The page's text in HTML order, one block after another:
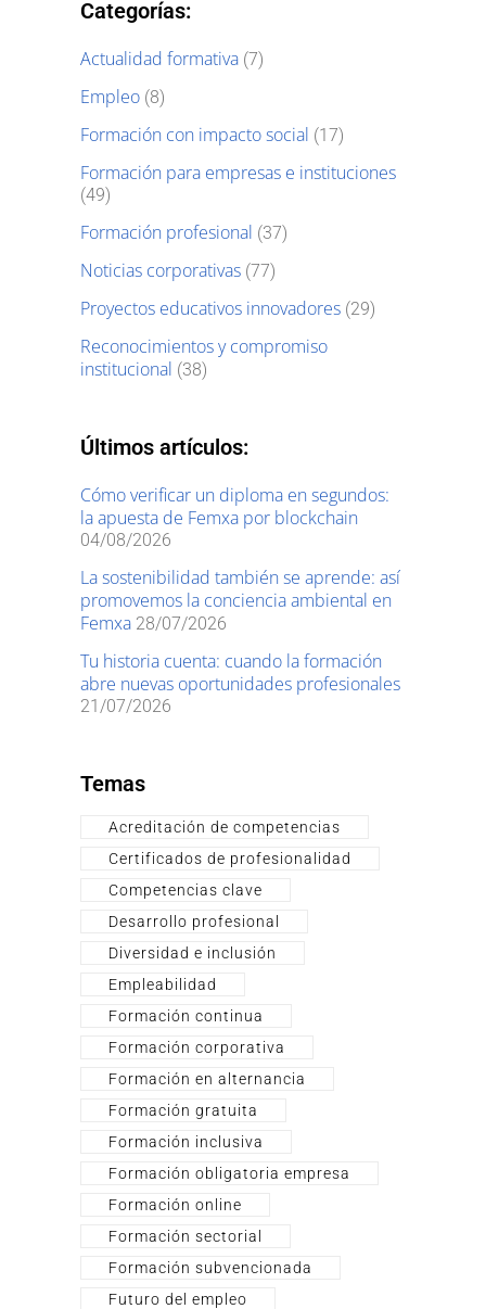
Categorías:
Actualidad formativa (7)
Empleo (8)
Formación con impacto social (17)
Formación para empresas e instituciones
(49)
Formación profesional (37)
Noticias corporativas (77)
Proyectos educativos innovadores (29)
Reconocimientos y compromiso
institucional (38)
Últimos artículos:
Cómo verificar un diploma en segundos:
la apuesta de Femxa por blockchain
04/08/2026
La sostenibilidad también se aprende: así
promovemos la conciencia ambiental en
Femxa 28/07/2026
Tu historia cuenta: cuando la formación
abre nuevas oportunidades profesionales
21/07/2026
Temas
Acreditación de competencias
Certificados de profesionalidad
Competencias clave
Desarrollo profesional
Diversidad e inclusión
Empleabilidad
Formación continua
Formación corporativa
Formación en alternancia
Formación gratuita
Formación inclusiva
Formación obligatoria empresa
Formación online
Formación sectorial
Formación subvencionada
Futuro del empleo